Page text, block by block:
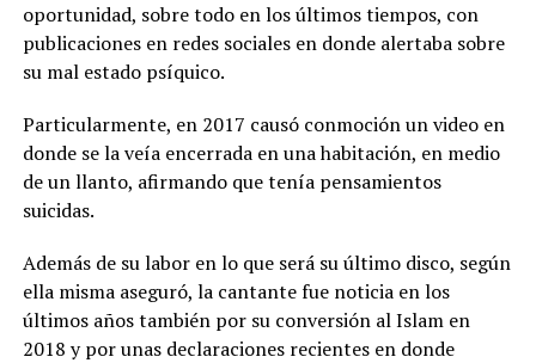
oportunidad, sobre todo en los últimos tiempos, con
publicaciones en redes sociales en donde alertaba sobre
su mal estado psíquico.
Particularmente, en 2017 causó conmoción un video en
donde se la veía encerrada en una habitación, en medio
de un llanto, afirmando que tenía pensamientos
suicidas.
Además de su labor en lo que será su último disco, según
ella misma aseguró, la cantante fue noticia en los
últimos años también por su conversión al Islam en
2018 y por unas declaraciones recientes en donde